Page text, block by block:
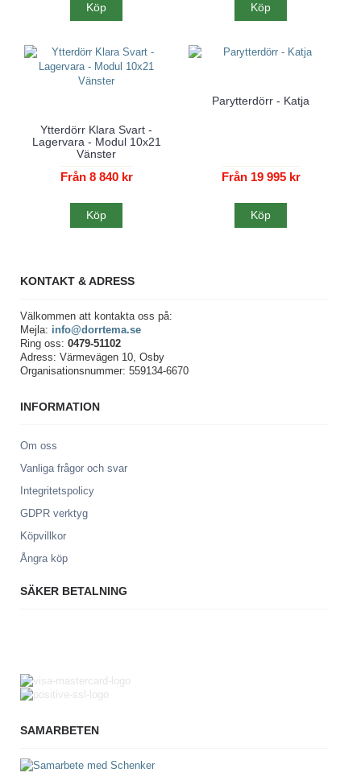
Köp Köp
Ytterdörr Klara Svart -
Lagervara - Modul 10x21
Vänster
Från 8 840 kr
Köp
Parytterdörr - Katja
Från 19 995 kr
Köp
KONTAKT & ADRESS
Välkommen att kontakta oss på:
Mejla: info@dorrtema.se
Ring oss: 0479-51102
Adress: Värmevägen 10, Osby
Organisationsnummer: 559134-6670
INFORMATION
Om oss
Vanliga frågor och svar
Integritetspolicy
GDPR verktyg
Köpvillkor
Ångra köp
SÄKER BETALNING
SAMARBETEN